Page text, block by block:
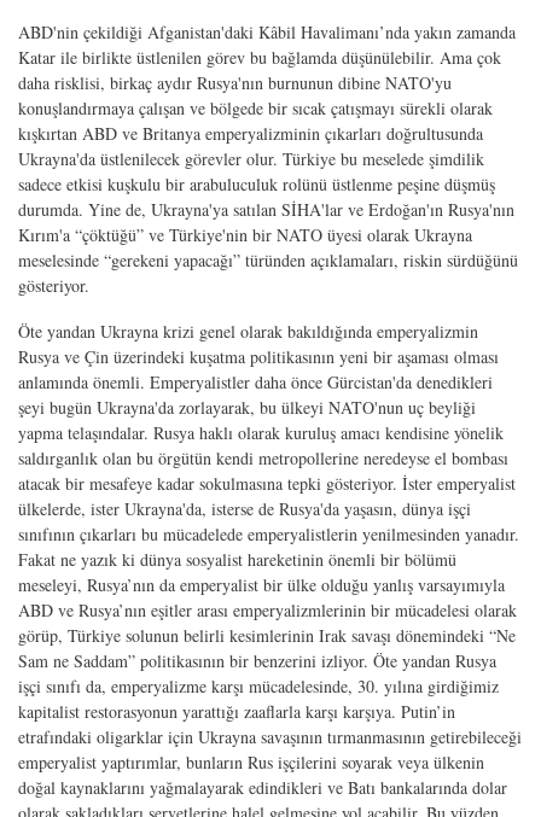
ABD'nin çekildiği Afganistan'daki Kâbil Havalimanı’nda yakın zamanda
Katar ile birlikte üstlenilen görev bu bağlamda düşünülebilir. Ama çok
daha risklisi, birkaç aydır Rusya'nın burnunun dibine NATO'yu
konuşlandırmaya çalışan ve bölgede bir sıcak çatışmayı sürekli olarak
kışkırtan ABD ve Britanya emperyalizminin çıkarları doğrultusunda
Ukrayna'da üstlenilecek görevler olur. Türkiye bu meselede şimdilik
sadece etkisi kuşkulu bir arabuluculuk rolünü üstlenme peşine düşmüş
durumda. Yine de, Ukrayna'ya satılan SİHA'lar ve Erdoğan'ın Rusya'nın
Kırım'a “çöktüğü” ve Türkiye'nin bir NATO üyesi olarak Ukrayna
meselesinde “gerekeni yapacağı” türünden açıklamaları, riskin sürdüğünü
gösteriyor.
Öte yandan Ukrayna krizi genel olarak bakıldığında emperyalizmin
Rusya ve Çin üzerindeki kuşatma politikasının yeni bir aşaması olması
anlamında önemli. Emperyalistler daha önce Gürcistan'da denedikleri
şeyi bugün Ukrayna'da zorlayarak, bu ülkeyi NATO'nun uç beyliği
yapma telaşındalar. Rusya haklı olarak kuruluş amacı kendisine yönelik
saldırganlık olan bu örgütün kendi metropollerine neredeyse el bombası
atacak bir mesafeye kadar sokulmasına tepki gösteriyor. İster emperyalist
ülkelerde, ister Ukrayna'da, isterse de Rusya'da yaşasın, dünya işçi
sınıfının çıkarları bu mücadelede emperyalistlerin yenilmesinden yanadır.
Fakat ne yazık ki dünya sosyalist hareketinin önemli bir bölümü
meseleyi, Rusya’nın da emperyalist bir ülke olduğu yanlış varsayımıyla
ABD ve Rusya’nın eşitler arası emperyalizmlerinin bir mücadelesi olarak
görüp, Türkiye solunun belirli kesimlerinin Irak savaşı dönemindeki “Ne
Sam ne Saddam” politikasının bir benzerini izliyor. Öte yandan Rusya
işçi sınıfı da, emperyalizme karşı mücadelesinde, 30. yılına girdiğimiz
kapitalist restorasyonun yarattığı zaaflarla karşı karşıya. Putin’in
etrafındaki oligarklar için Ukrayna savaşının tırmanmasının getirebileceği
emperyalist yaptırımlar, bunların Rus işçilerini soyarak veya ülkenin
doğal kaynaklarını yağmalayarak edindikleri ve Batı bankalarında dolar